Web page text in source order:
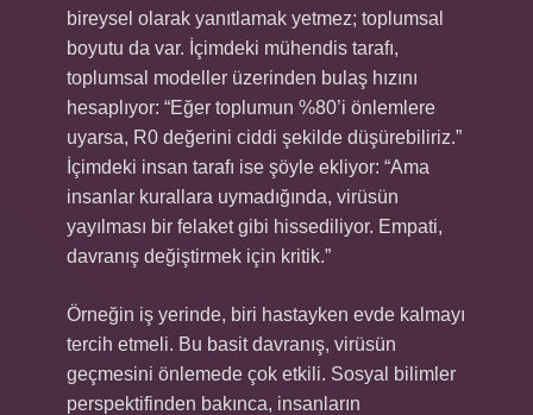
bireysel olarak yanıtlamak yetmez; toplumsal
boyutu da var. İçimdeki mühendis tarafı,
toplumsal modeller üzerinden bulaş hızını
hesaplıyor: “Eğer toplumun %80’i önlemlere
uyarsa, R0 değerini ciddi şekilde düşürebiliriz.”
İçimdeki insan tarafı ise şöyle ekliyor: “Ama
insanlar kurallara uymadığında, virüsün
yayılması bir felaket gibi hissediliyor. Empati,
davranış değiştirmek için kritik.”
Örneğin iş yerinde, biri hastayken evde kalmayı
tercih etmeli. Bu basit davranış, virüsün
geçmesini önlemede çok etkili. Sosyal bilimler
perspektifinden bakınca, insanların